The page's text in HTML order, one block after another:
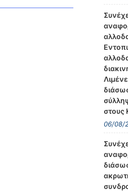
στους
06/08/